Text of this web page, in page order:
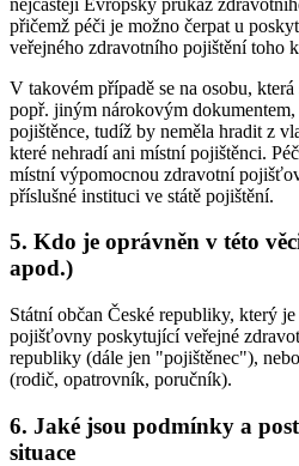
přičemž péči je možno čerpat u
veřejného zdravotního pojištění toho
V takovém případě se na osobu,
popř. jiným nárokovým
pojištěnce, tudíž by neměla hradit z
které nehradí ani místní pojištěnci.
místní výpomocnou zdravotní
příslušné instituci ve státě pojištění.
5. Kdo je oprávněn v této
apod.)
Státní občan České republiky, který
pojišťovny poskytující veřejné
republiky (dále jen "pojištěnec"),
(rodič, opatrovník, poručník).
6. Jaké jsou podmínky a
situace